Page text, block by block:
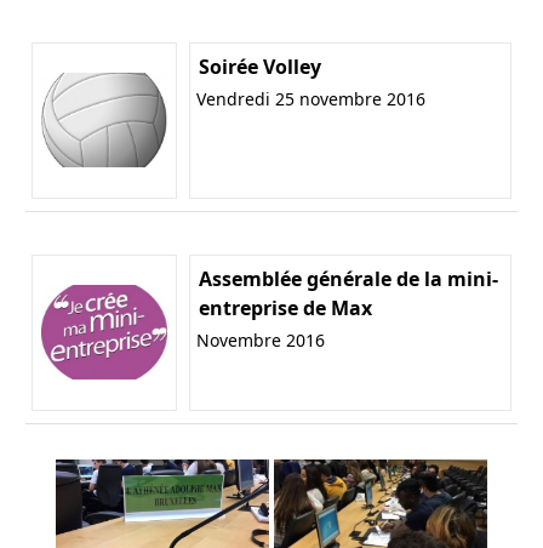
Soirée Volley
Vendredi 25 novembre 2016
Assemblée générale de la mini-
entreprise de Max
Novembre 2016